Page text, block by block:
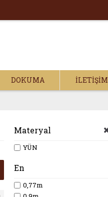
DOKUMA İLETIŞIM
Materyal
YÜN
En
0,77m